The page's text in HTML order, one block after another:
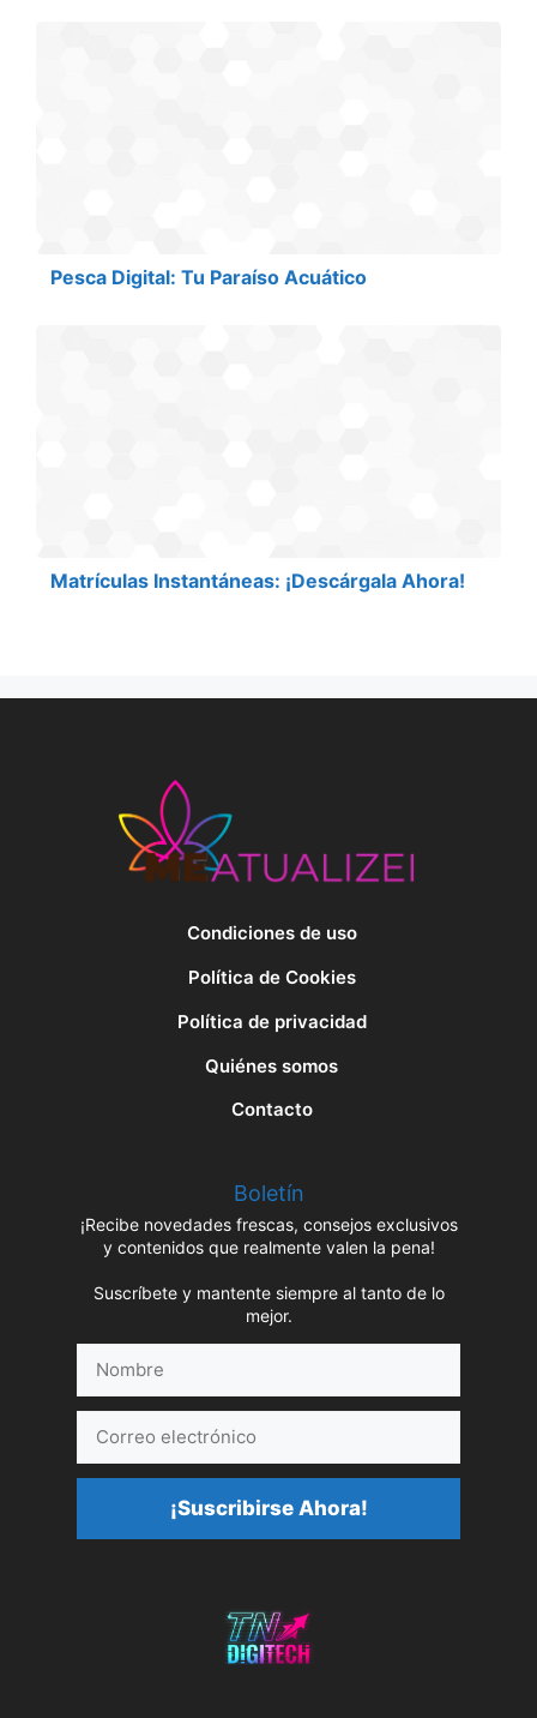
Pesca Digital: Tu Paraíso Acuático
Matrículas Instantáneas: ¡Descárgala Ahora!
Condiciones de uso
Política de Cookies
Política de privacidad
Quiénes somos
Contacto
Boletín
¡Recibe novedades frescas, consejos exclusivos
y contenidos que realmente valen la pena!
Suscríbete y mantente siempre al tanto de lo
mejor.
electrónico
¡Suscribirse Ahora!